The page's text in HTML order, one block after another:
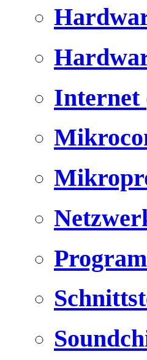
Internet